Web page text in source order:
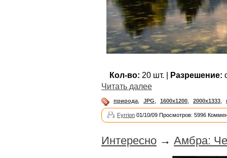
Кол-во: 20 шт. | Разрешение:
Читать далее
природа, JPG, 1600x1200, 2000x1333,
Fyrrion 01/10/09 Просмотров: 5996
Интересно → Амбра: